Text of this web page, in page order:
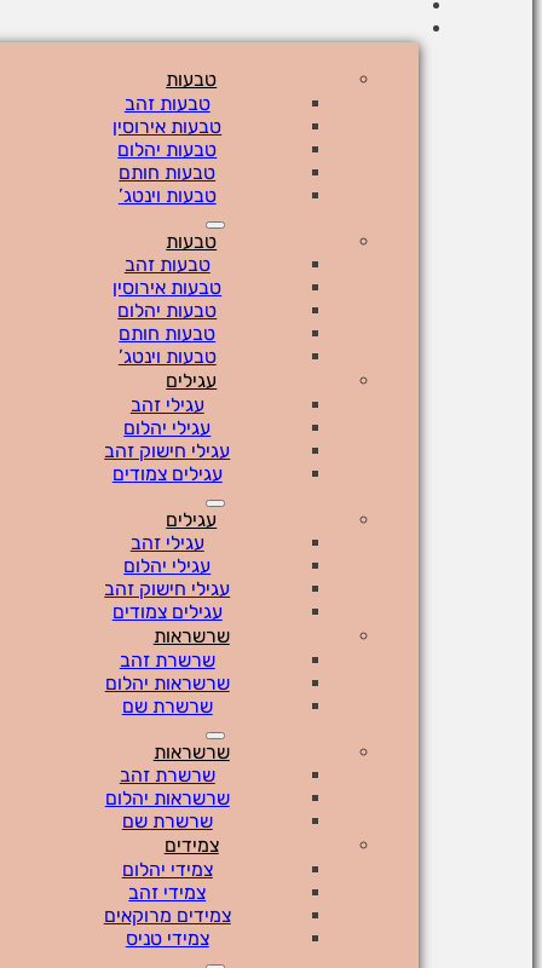
טבעות
טבעות זהב
טבעות אירוסין
טבעות יהלום
טבעות חותם
טבעות וינטג’
טבעות
טבעות זהב
טבעות אירוסין
טבעות יהלום
טבעות חותם
טבעות וינטג’
עגילים
עגילי זהב
עגילי יהלום
עגילי חישוק זהב
עגילים צמודים
עגילים
עגילי זהב
עגילי יהלום
עגילי חישוק זהב
עגילים צמודים
שרשראות
שרשרת זהב
שרשראות יהלום
שרשרת שם
שרשראות
שרשרת זהב
שרשראות יהלום
שרשרת שם
צמידים
צמידי יהלום
צמידי זהב
צמידים מרוקאים
צמידי טניס